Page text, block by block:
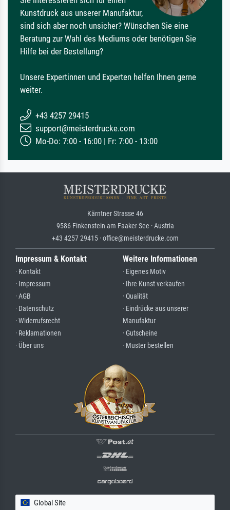
Kunstdruck aus unserer Manufaktur,
sind sich aber noch unsicher? Wünschen Sie eine
Beratung zur Wahl des Mediums oder benötigen Sie
Hilfe bei der Bestellung?
Unsere Expertinnen und Experten helfen Ihnen gerne
weiter.
+43 4257 29415
support@meisterdrucke.com
Mo-Do: 7:00 - 16:00 | Fr: 7:00 - 13:00
Kärntner Strasse 46
9586 Finkenstein am Faaker See · Austria
+43 4257 29415 · office@meisterdrucke.com
Impressum & Kontakt
· Kontakt
· Impressum
· AGB
· Datenschutz
· Widerrufsrecht
· Reklamationen
· Über uns
Weitere Informationen
· Eigenes Motiv
· Ihre Kunst verkaufen
· Qualität
· Eindrücke aus unserer
Manufaktur
· Gutscheine
· Muster bestellen
Global Site